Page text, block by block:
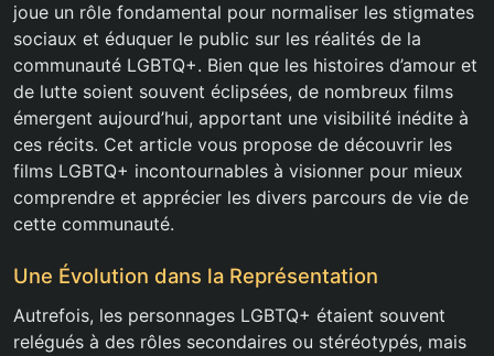
joue un rôle fondamental pour normaliser les stigmates
sociaux et éduquer le public sur les réalités de la
communauté LGBTQ+. Bien que les histoires d’amour et
de lutte soient souvent éclipsées, de nombreux films
émergent aujourd’hui, apportant une visibilité inédite à
ces récits. Cet article vous propose de découvrir les
films LGBTQ+ incontournables à visionner pour mieux
comprendre et apprécier les divers parcours de vie de
cette communauté.
Une Évolution dans la Représentation
Autrefois, les personnages LGBTQ+ étaient souvent
relégués à des rôles secondaires ou stéréotypés, mais